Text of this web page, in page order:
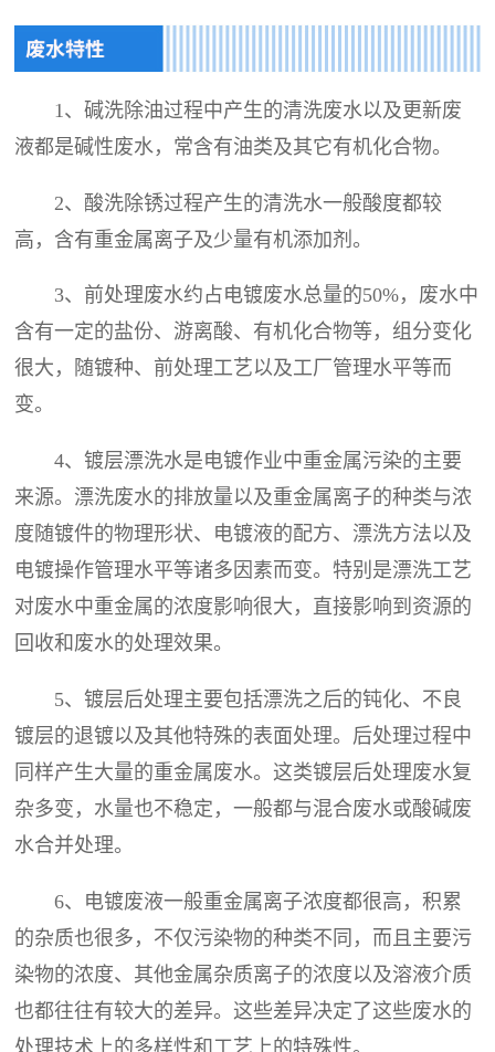
1、碱洗除油过程中产生的清洗废水以及更新废
液都是碱性废水，常含有油类及其它有机化合物。
2、酸洗除锈过程产生的清洗水一般酸度都较
高，含有重金属离子及少量有机添加剂。
3、前处理废水约占电镀废水总量的50%，废水中
含有一定的盐份、游离酸、有机化合物等，组分变化
很大，随镀种、前处理工艺以及工厂管理水平等而
变。
4、镀层漂洗水是电镀作业中重金属污染的主要
来源。漂洗废水的排放量以及重金属离子的种类与浓
度随镀件的物理形状、电镀液的配方、漂洗方法以及
电镀操作管理水平等诸多因素而变。特别是漂洗工艺
对废水中重金属的浓度影响很大，直接影响到资源的
回收和废水的处理效果。
5、镀层后处理主要包括漂洗之后的钝化、不良
镀层的退镀以及其他特殊的表面处理。后处理过程中
同样产生大量的重金属废水。这类镀层后处理废水复
杂多变，水量也不稳定，一般都与混合废水或酸碱废
水合并处理。
6、电镀废液一般重金属离子浓度都很高，积累
的杂质也很多，不仅污染物的种类不同，而且主要污
染物的浓度、其他金属杂质离子的浓度以及溶液介质
也都往往有较大的差异。这些差异决定了这些废水的